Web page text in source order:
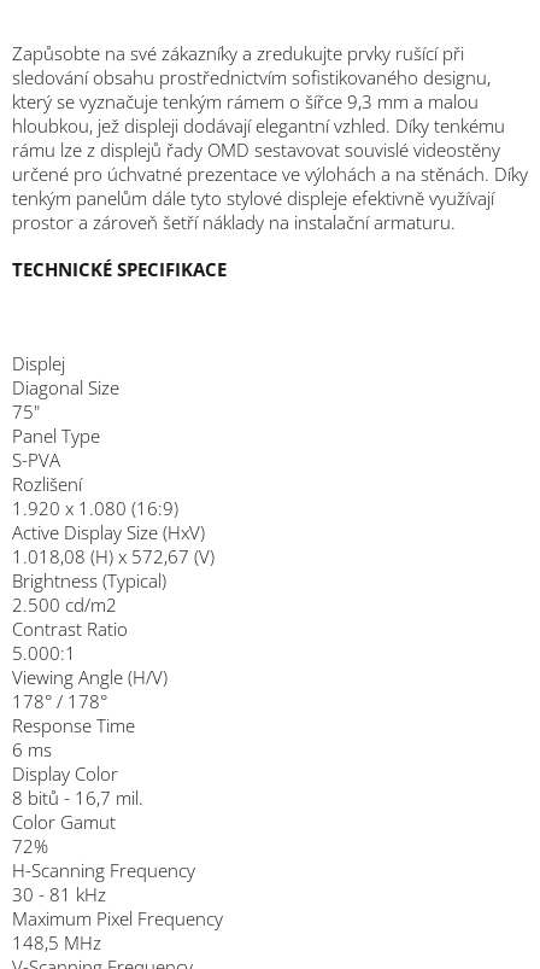
Zapůsobte na své zákazníky a zredukujte prvky rušící při
sledování obsahu prostřednictvím sofistikovaného designu,
který se vyznačuje tenkým rámem o šířce 9,3 mm a malou
hloubkou, jež displeji dodávají elegantní vzhled. Díky tenkému
rámu lze z displejů řady OMD sestavovat souvislé videostěny
určené pro úchvatné prezentace ve výlohách a na stěnách. Díky
tenkým panelům dále tyto stylové displeje efektivně využívají
prostor a zároveň šetří náklady na instalační armaturu.
TECHNICKÉ SPECIFIKACE
Displej
Diagonal Size
75"
Panel Type
S-PVA
Rozlišení
1.920 x 1.080 (16:9)
Active Display Size (HxV)
1.018,08 (H) x 572,67 (V)
Brightness (Typical)
2.500 cd/m2
Contrast Ratio
5.000:1
Viewing Angle (H/V)
178° / 178°
Response Time
6 ms
Display Color
8 bitů - 16,7 mil.
Color Gamut
72%
H-Scanning Frequency
30 - 81 kHz
Maximum Pixel Frequency
148,5 MHz